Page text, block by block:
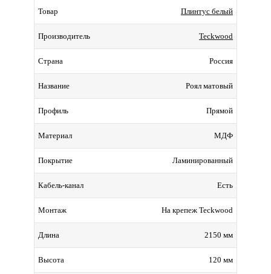
Товар Плинтус белый
Производитель Teckwood
Страна Россия
Название Роял матовый
Профиль Прямой
Материал МДФ
Покрытие Ламинированный
Кабель-канал Есть
Монтаж На крепеж Teckwood
Длина 2150 мм
Высота 120 мм